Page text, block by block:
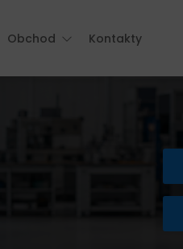
Obchod Kontakty